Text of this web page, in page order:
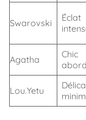
Swarovski
Éclat
Agatha
Chic
Lou.Yetu